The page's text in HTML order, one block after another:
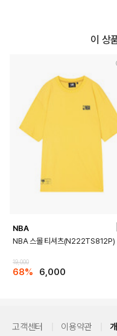
이 상
NBA
NBA 스몰 티셔츠(N222TS812P)
19,000
68% 6,000
고객센터 이용약관